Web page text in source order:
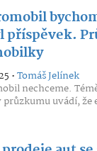
příspěvek.
•Tomáš Jelínek
nechceme.
uvádí, že